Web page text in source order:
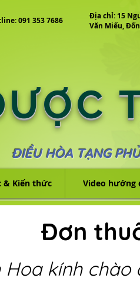
091 353 7686
Địa chỉ: 15
Văn Miếu,
ĐIỀU HÒA TẠNG
& Kiến thức Video hướng
Đơn
Hoa kính chào